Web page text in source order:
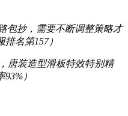
包抄，需要不断调整策略才
名第157）
唐装造型滑板特效特别精
）